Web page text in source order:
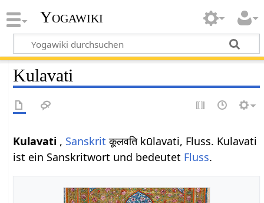
Yogawiki
Kulavati
Kulavati , Sanskrit कूलवति kūlavati, Fluss. Kulavati
ist ein Sanskritwort und bedeutet Fluss.